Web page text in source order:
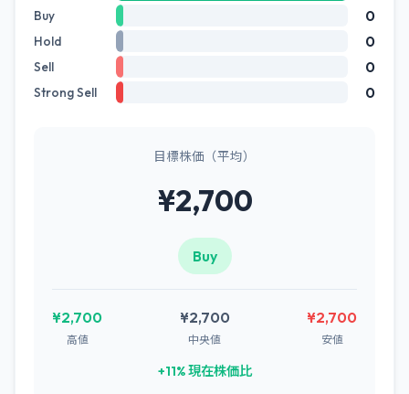
Buy 0
Hold 0
Sell 0
Strong Sell 0
目標株価（平均）
¥2,700
Buy
¥2,700
高値
¥2,700
中央値
¥2,700
安値
+11% 現在株価比